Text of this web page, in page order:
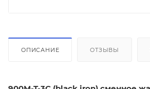
ОПИСАНИЕ ОТЗЫВЫ